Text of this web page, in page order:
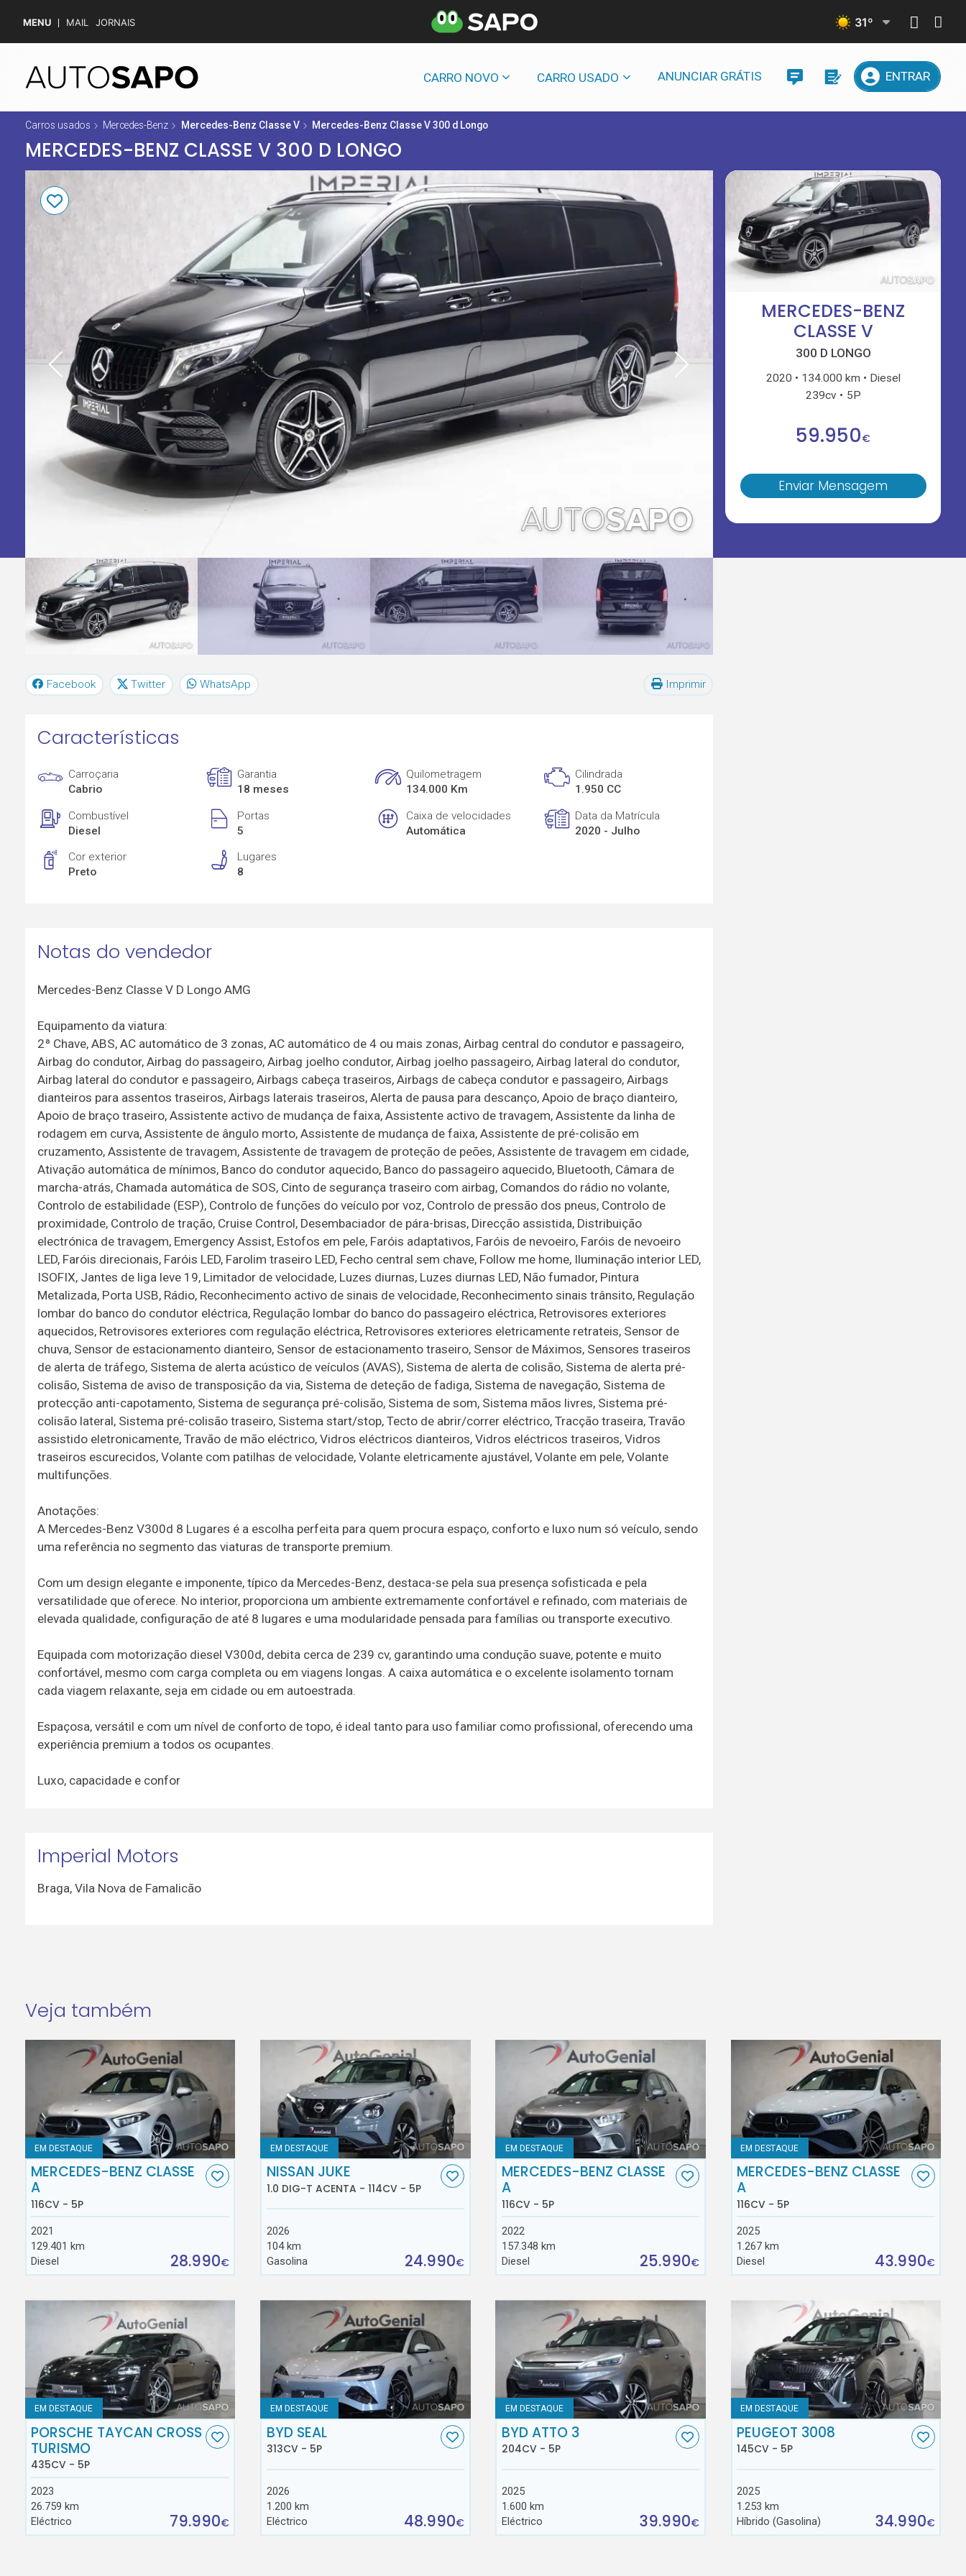
MENU MAIL JORNAIS 31º
CARRO NOVO CARRO USADO ANUNCIAR GRÁTIS ENTRAR
Carros usados Mercedes-Benz Mercedes-Benz Classe V Mercedes-Benz Classe V 300 d Longo
MERCEDES-BENZ CLASSE V 300 D LONGO
MERCEDES-BENZ
CLASSE V
300 D LONGO
2020 134.000 km
Diesel
239cv
5P
59.950€
Enviar Mensagem
Facebook Twitter WhatsApp Imprimir
Características
Carroçaria
Cabrio
Garantia
18 meses
Quilometragem
134.000 Km
Cilindrada
1.950 CC
Combustível
Diesel
Portas
5
Caixa de velocidades
Automática
Data da Matrícula
2020 - Julho
Cor exterior
Preto
Lugares
8
Notas do vendedor
Mercedes-Benz Classe V D Longo AMG
Equipamento da viatura:
2ª Chave, ABS, AC automático de 3 zonas, AC automático de 4 ou mais zonas, Airbag central do condutor e passageiro,
Airbag do condutor, Airbag do passageiro, Airbag joelho condutor, Airbag joelho passageiro, Airbag lateral do condutor,
Airbag lateral do condutor e passageiro, Airbags cabeça traseiros, Airbags de cabeça condutor e passageiro, Airbags
dianteiros para assentos traseiros, Airbags laterais traseiros, Alerta de pausa para descanço, Apoio de braço dianteiro,
Apoio de braço traseiro, Assistente activo de mudança de faixa, Assistente activo de travagem, Assistente da linha de
rodagem em curva, Assistente de ângulo morto, Assistente de mudança de faixa, Assistente de pré-colisão em
cruzamento, Assistente de travagem, Assistente de travagem de proteção de peões, Assistente de travagem em cidade,
Ativação automática de mínimos, Banco do condutor aquecido, Banco do passageiro aquecido, Bluetooth, Câmara de
marcha-atrás, Chamada automática de SOS, Cinto de segurança traseiro com airbag, Comandos do rádio no volante,
Controlo de estabilidade (ESP), Controlo de funções do veículo por voz, Controlo de pressão dos pneus, Controlo de
proximidade, Controlo de tração, Cruise Control, Desembaciador de pára-brisas, Direcção assistida, Distribuição
electrónica de travagem, Emergency Assist, Estofos em pele, Faróis adaptativos, Faróis de nevoeiro, Faróis de nevoeiro
LED, Faróis direcionais, Faróis LED, Farolim traseiro LED, Fecho central sem chave, Follow me home, Iluminação interior LED,
ISOFIX, Jantes de liga leve 19, Limitador de velocidade, Luzes diurnas, Luzes diurnas LED, Não fumador, Pintura
Metalizada, Porta USB, Rádio, Reconhecimento activo de sinais de velocidade, Reconhecimento sinais trânsito, Regulação
lombar do banco do condutor eléctrica, Regulação lombar do banco do passageiro eléctrica, Retrovisores exteriores
aquecidos, Retrovisores exteriores com regulação eléctrica, Retrovisores exteriores eletricamente retrateis, Sensor de
chuva, Sensor de estacionamento dianteiro, Sensor de estacionamento traseiro, Sensor de Máximos, Sensores traseiros
de alerta de tráfego, Sistema de alerta acústico de veículos (AVAS), Sistema de alerta de colisão, Sistema de alerta pré-
colisão, Sistema de aviso de transposição da via, Sistema de deteção de fadiga, Sistema de navegação, Sistema de
protecção anti-capotamento, Sistema de segurança pré-colisão, Sistema de som, Sistema mãos livres, Sistema pré-
colisão lateral, Sistema pré-colisão traseiro, Sistema start/stop, Tecto de abrir/correr eléctrico, Tracção traseira, Travão
assistido eletronicamente, Travão de mão eléctrico, Vidros eléctricos dianteiros, Vidros eléctricos traseiros, Vidros
traseiros escurecidos, Volante com patilhas de velocidade, Volante eletricamente ajustável, Volante em pele, Volante
multifunções.
Anotações:
A Mercedes-Benz V300d 8 Lugares é a escolha perfeita para quem procura espaço, conforto e luxo num só veículo, sendo
uma referência no segmento das viaturas de transporte premium.
Com um design elegante e imponente, típico da Mercedes-Benz, destaca-se pela sua presença sofisticada e pela
versatilidade que oferece. No interior, proporciona um ambiente extremamente confortável e refinado, com materiais de
elevada qualidade, configuração de até 8 lugares e uma modularidade pensada para famílias ou transporte executivo.
Equipada com motorização diesel V300d, debita cerca de 239 cv, garantindo uma condução suave, potente e muito
confortável, mesmo com carga completa ou em viagens longas. A caixa automática e o excelente isolamento tornam
cada viagem relaxante, seja em cidade ou em autoestrada.
Espaçosa, versátil e com um nível de conforto de topo, é ideal tanto para uso familiar como profissional, oferecendo uma
experiência premium a todos os ocupantes.
Luxo, capacidade e confor
Imperial Motors
Braga, Vila Nova de Famalicão
Veja também
EM DESTAQUE
MERCEDES-BENZ CLASSE
A
116CV - 5P
2021
129.401 km
Diesel
28.990€
EM DESTAQUE
NISSAN JUKE
1.0 DIG-T ACENTA - 114CV - 5P
2026
104 km
Gasolina
24.990€
EM DESTAQUE
MERCEDES-BENZ CLASSE
A
116CV - 5P
2022
157.348 km
Diesel
25.990€
EM DESTAQUE
MERCEDES-BENZ CLASSE
A
116CV - 5P
2025
1.267 km
Diesel
43.990€
EM DESTAQUE
PORSCHE TAYCAN CROSS
TURISMO
435CV - 5P
2023
26.759 km
Eléctrico
79.990€
EM DESTAQUE
BYD SEAL
313CV - 5P
2026
1.200 km
Eléctrico
48.990€
EM DESTAQUE
BYD ATTO 3
204CV - 5P
2025
1.600 km
Eléctrico
39.990€
EM DESTAQUE
PEUGEOT 3008
145CV - 5P
2025
1.253 km
Híbrido (Gasolina)
34.990€